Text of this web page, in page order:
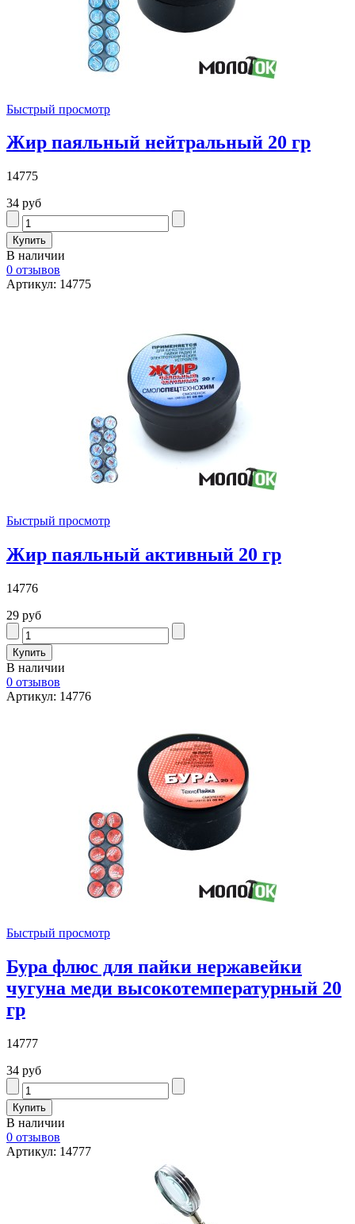
Быстрый просмотр
Жир паяльный нейтральный 20 гр
14775
34 руб
В наличии
0 отзывов
Артикул: 14775
Быстрый просмотр
Жир паяльный активный 20 гр
14776
29 руб
В наличии
0 отзывов
Артикул: 14776
Быстрый просмотр
Бура флюс для пайки нержавейки
чугуна меди высокотемпературный 20
гр
14777
34 руб
В наличии
0 отзывов
Артикул: 14777